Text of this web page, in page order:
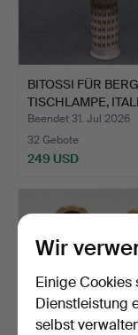
BITOSSI FÜR
TISCHLAMPE,
Beendet 31. Jul 2026
32 Gebote
249 USD
Wir
Einige
Dienstleistung
selbst